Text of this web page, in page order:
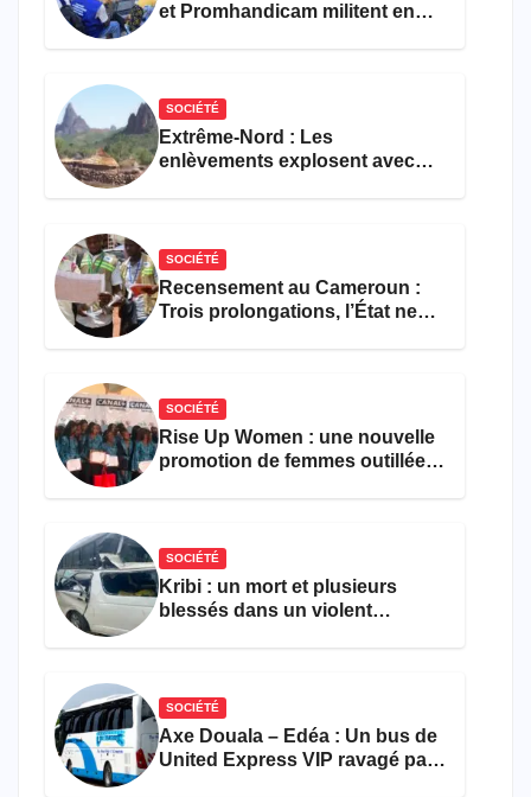
et Promhandicam militent en
SOCIÉTÉ
Extrême-Nord : Les
enlèvements explosent avec
SOCIÉTÉ
Recensement au Cameroun :
Trois prolongations, l’État ne
SOCIÉTÉ
Rise Up Women : une nouvelle
promotion de femmes outillées
SOCIÉTÉ
Kribi : un mort et plusieurs
blessés dans un violent
SOCIÉTÉ
Axe Douala – Edéa : Un bus de
United Express VIP ravagé par